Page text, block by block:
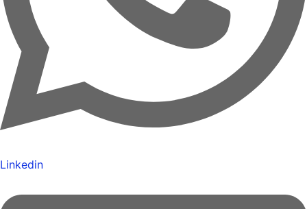
Linkedin